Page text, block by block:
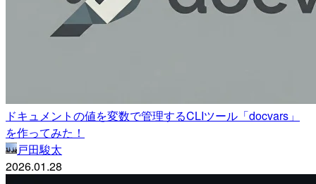
ドキュメントの値を変数で管理するCLIツール「docvars」
を作ってみた！
戸田駿太
2026.01.28